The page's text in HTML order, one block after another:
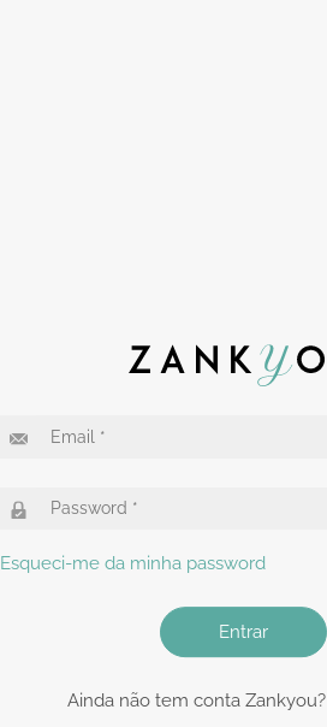
Esqueci-me da minha password
Entrar
Ainda não tem conta Zankyou?